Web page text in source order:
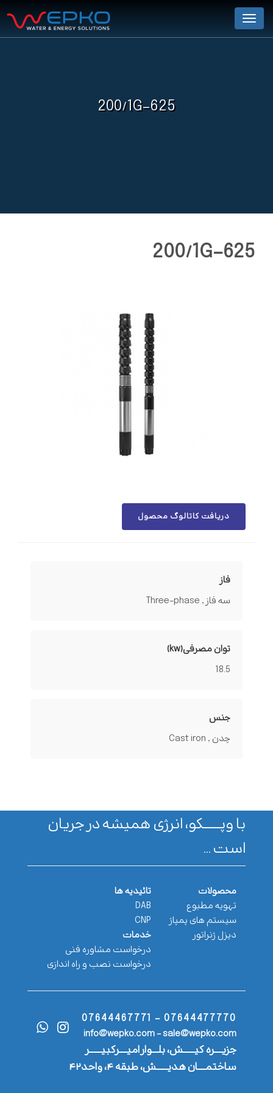
Menu
200/1G-625
200/1G-625
دریافت کاتالوگ محصول
فاز
سه فاز , Three-phase
توان مصرفی(kw)
18.5
جنس
چدن , Cast iron
با وپـــــــکو، انرژی همیشه در جریان
است ...
محصولات
تهویه مطبوع
سیستم های پمپاژ
دیزل ژنراتور
تائیدیه ها
DAB
CNP
خدمات
درخواست مشاوره فنی
درخواست نصب و راه اندازی
07644477770 - 07644467771
info@wepko.com - sale@wepko.com
جزیــــره کیــــــش، بلـــوار امیــــرکبیــــــر
ساختمــــان هدیــــــش، طبقه ۴، واحد۴۲